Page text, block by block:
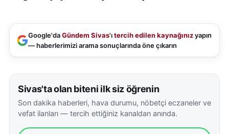
Google'daGündem Sivas'ıtercih edilen kaynağınızyapın
— haberlerimizi arama sonuçlarında öne çıkarın
Sivas'ta olan biteni ilk siz öğrenin
Son dakika haberleri, hava durumu, nöbetçi eczaneler ve
vefat ilanları — tercih ettiğiniz kanaldan anında.